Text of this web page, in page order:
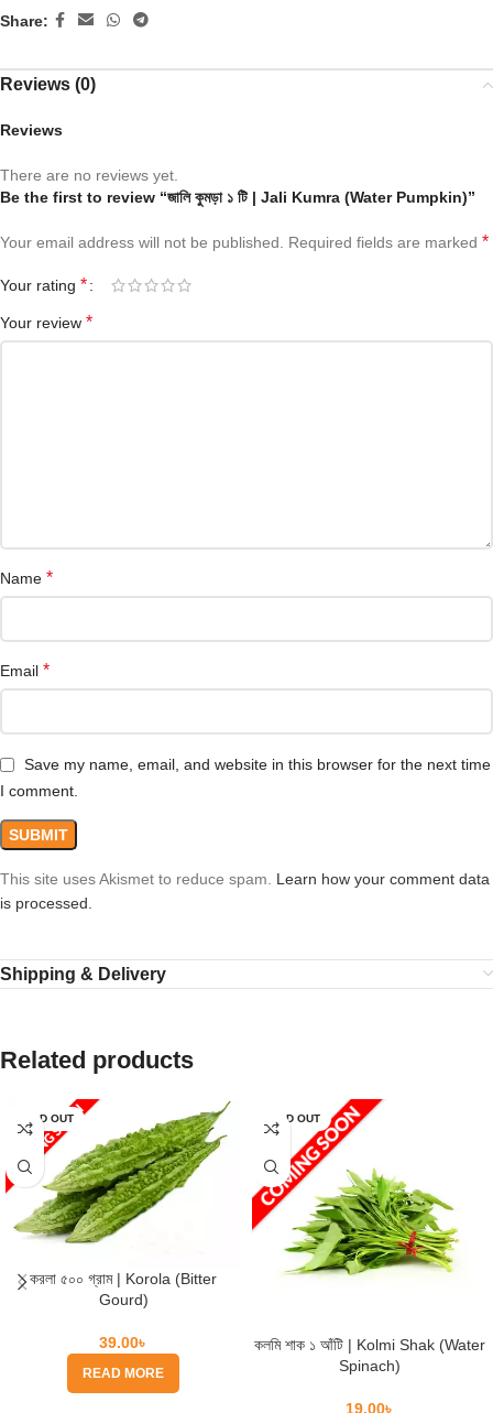
Share:
Reviews (0)
Reviews
There are no reviews yet.
Be the first to review “জালি কুমড়া ১ টি | Jali Kumra (Water Pumpkin)”
Your email address will not be published. Required fields are marked *
Your rating *
Your review *
Name *
Email *
Save my name, email, and website in this browser for the next time
I comment.
This site uses Akismet to reduce spam. Learn how your comment data
is processed.
Shipping & Delivery
Related products
SOLD OUT
করলা ৫০০ গ্রাম | Korola (Bitter
Gourd)
39.00৳
READ MORE
SOLD OUT
কলমি শাক ১ আঁটি | Kolmi Shak (Water
Spinach)
19.00৳